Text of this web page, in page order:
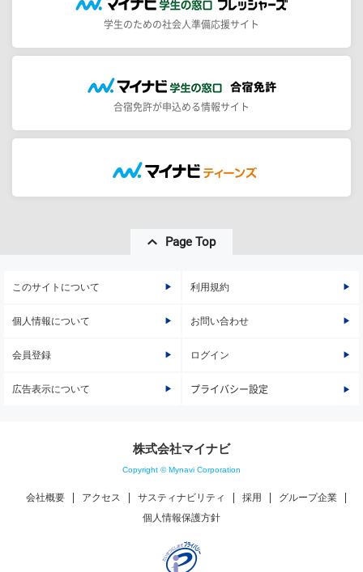
学生のための社会人準備応援サイト
合宿免許が申込める情報サイト
Page Top
このサイトについて 利用規約
個人情報について お問い合わせ
会員登録 ログイン
広告表示について プライバシー設定
株式会社マイナビ
Copyright © Mynavi Corporation
会社概要 アクセス サスティナビリティ 採用
グループ企業
個人情報保護方針